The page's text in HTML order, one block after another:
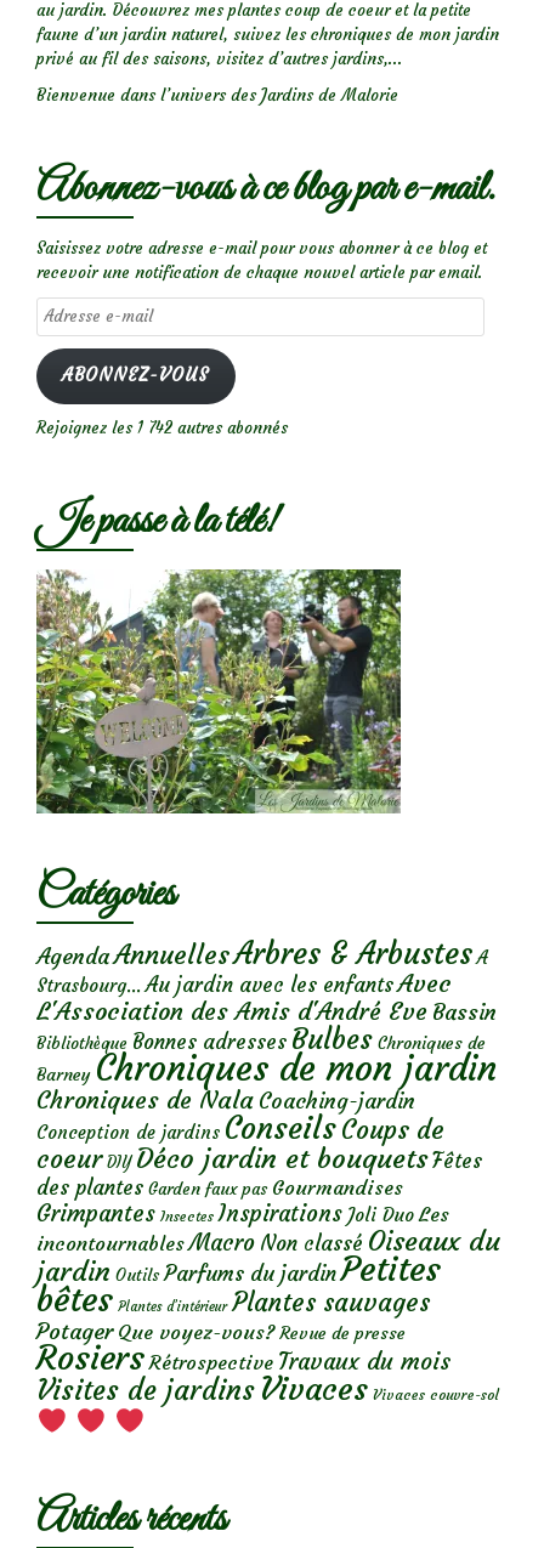
au jardin. Découvrez mes plantes coup de coeur et la petite
faune d’un jardin naturel, suivez les chroniques de mon jardin
privé au fil des saisons, visitez d’autres jardins,...
Bienvenue dans l’univers des Jardins de Malorie
Abonnez-vous à ce blog par e-mail.
Saisissez votre adresse e-mail pour vous abonner à ce blog et
recevoir une notification de chaque nouvel article par email.
Adresse
e-
mail
ABONNEZ-VOUS
Rejoignez les 1 742 autres abonnés
Je passe à la télé!
Catégories
AgendaAnnuellesArbres & Arbustes A
Strasbourg... Au jardin avec les enfantsAvec
L'Association des Amis d'André Eve Bassin
Bibliothèque Bonnes adresses Bulbes Chroniques de
Barney Chroniques de mon jardin
Chroniques de Nala Coaching-jardin
Conception de jardins ConseilsCoups de
coeur DIY Déco jardin et bouquetsFêtes
des plantes Garden faux pas Gourmandises
Grimpantes Insectes Inspirations Joli Duo Les
incontournables Macro Non classé Oiseaux du
jardin Outils Parfums du jardinPetites
bêtes Plantes d’intérieur Plantes sauvages
Potager Que voyez-vous? Revue de presse
Rosiers Rétrospective Travaux du mois
Visites de jardins Vivaces Vivaces couvre-sol
Articles récents